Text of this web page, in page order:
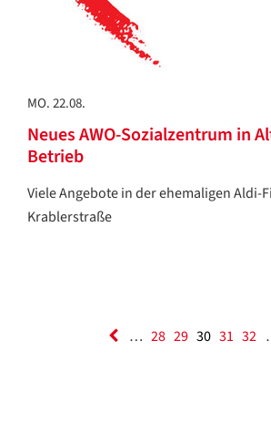
MO. 22.08.
Neues AWO-Sozialzentrum in
Betrieb
Viele Angebote in der ehemaligen Aldi-
Krablerstraße
… 28 29 30 31 32